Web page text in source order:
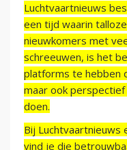
Luchtvaartnieuws
een tijd waarin
nieuwkomers met
schreeuwen, is het
platforms te hebben
maar ook
doen.
Bij Luchtvaartnieuws
vind je die